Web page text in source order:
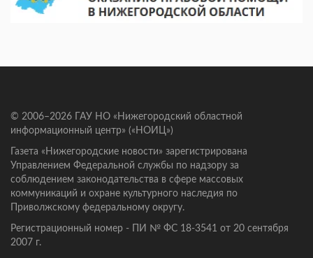
© 2006–2026 ГАУ НО «Нижегородский областной
информационный центр» («НОИЦ»)
Газета «Нижегородские новости» зарегистрирована
Управлением Федеральной службы по надзору за
соблюдением законодательства в сфере массовых
коммуникаций и охране культурного наследия по
Приволжскому федеральному округу.
Регистрационный номер - ПИ № ФС 18-3541 от 20 сентября
2007 г.